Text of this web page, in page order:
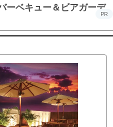
ーベキュー＆ビアガーデ
PR